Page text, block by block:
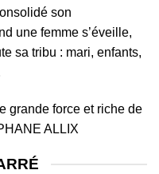
son
une femme s’éveille,
sa tribu : mari, enfants,
grande force et riche de
ALLIX